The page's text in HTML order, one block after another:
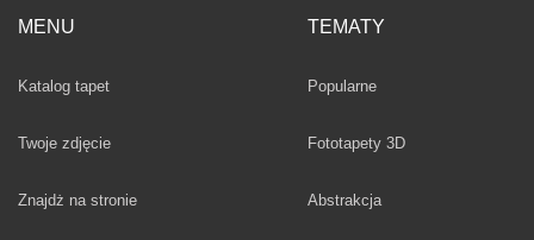
MENU
Katalog tapet
Twoje zdjęcie
Znajdż na stronie
TEMATY
Fototapety
Popularne
Fototapety 3D
Fototapety
Abstrakcja